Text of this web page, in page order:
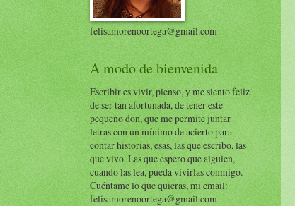
felisamorenoortega@gmail.com
A modo de bienvenida
Escribir es vivir, pienso, y me siento feliz
de ser tan afortunada, de tener este
pequeño don, que me permite juntar
letras con un mínimo de acierto para
contar historias, esas, las que escribo, las
que vivo. Las que espero que alguien,
cuando las lea, pueda vivirlas conmigo.
Cuéntame lo que quieras, mi email:
felisamorenoortega@gmail.com